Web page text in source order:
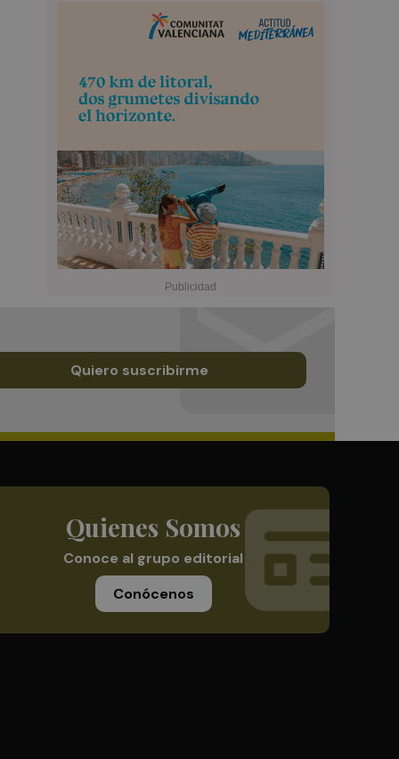
Quiero suscribirme
Quienes Somos
Conoce al grupo editorial
Conócenos